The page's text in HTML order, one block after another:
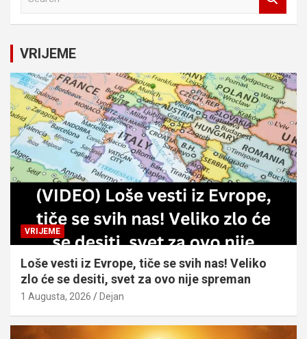
c
h
VRIJEME
VRIJEME
Loše vesti iz Evrope, tiče se svih nas! Veliko
zlo će se desiti, svet za ovo nije spreman
1 Augusta, 2026 Dejan